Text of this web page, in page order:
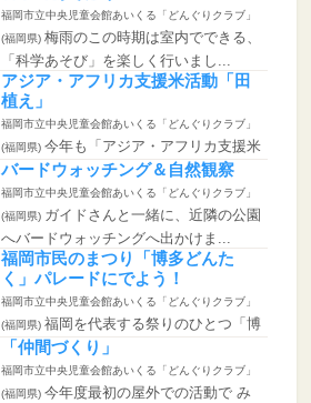
福岡市立中央児童会館あいくる「どんぐりクラブ」
(福岡県) 梅雨のこの時期は室内でできる、
「科学あそび」を楽しく行いまし...
アジア・アフリカ支援米活動「田
植え」
福岡市立中央児童会館あいくる「どんぐりクラブ」
(福岡県) 今年も「アジア・アフリカ支援米
活動2024」が始まりました！...
バードウォッチング＆自然観察
福岡市立中央児童会館あいくる「どんぐりクラブ」
(福岡県) ガイドさんと一緒に、近隣の公園
へバードウォッチングへ出かけま...
福岡市民のまつり「博多どんた
く」パレードにでよう！
福岡市立中央児童会館あいくる「どんぐりクラブ」
(福岡県) 福岡を代表する祭りのひとつ「博
多どんたく」のパレードに参加し...
「仲間づくり」
福岡市立中央児童会館あいくる「どんぐりクラブ」
(福岡県) 今年度最初の屋外での活動で み